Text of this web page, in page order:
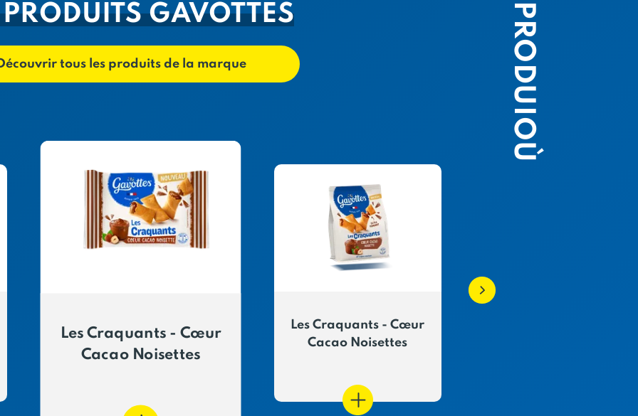
PRODUIOÙ
GAVOTTES
tous les produits de la marque
Les Craquants - Cœur
Cacao Noisettes
Les Craquants - Cœur
Cacao Noisettes